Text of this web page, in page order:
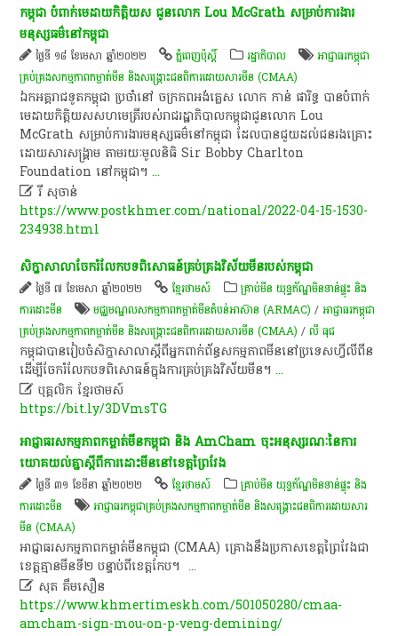
កម្ពុជា បំពាក់​មេដាយ​កិត្តិយស ជូន​លោក Lou McGrath សម្រាប់​ការងារ​
មនុស្សធម៌​នៅ​កម្ពុជា​
ថ្ងៃទី ១៨ ខែមេសា ឆ្នាំ២០២២ ភ្នំពេញប៉ុស្តិ៍ រដ្ឋាភិបាល
អាជ្ញាធរ​កម្ពុជា​
គ្រប់គ្រង​សកម្មភាព​កម្ចាត់​មីន និង​សង្គ្រោះ​ជនពិការ​ដោយសារ​មីន (CMAA)
ឯកអគ្គរាជទូត​កម្ពុ​ជា ប្រចាំ​នៅ ចក្រភព​អង់គ្លេស លោក កាន់ ផា​រិ​ទ្ធ បាន​បំពាក់
មេដាយ​កិត្តិយស​សហ​មេត្រី​របស់​រាជរដ្ឋាភិបាល​កម្ពុជា​ជូន​លោក Lou
McGrath សម្រាប់​ការងារ​មនុស្សធម៌​នៅ​កម្ពុជា ដែល​បាន​ជួយ​ដល់​ជនរងគ្រោះ​
ដោយសារ​សង្គ្រាម តាមរយៈ​មូលនិធិ Sir Bobby Charlton
Foundation នៅ​កម្ពុជា​។​...
រី សុចាន់
https://www.postkhmer.com/national/2022-04-15-1530-
234938.html
សិក្ខាសាលាចែករំលែកបទពិសោធន៍គ្រប់គ្រងវិស័យមីនរបស់កម្ពុជា
ថ្ងៃទី ៧ ខែមេសា ឆ្នាំ២០២២ ខ្មែរថាមស៍
គ្រាប់មីន យុទ្ធភ័ណ្ឌមិនទាន់ផ្ទុះ និង
ការដោះមីន
មជ្ឈមណ្ឌលសកម្មភាពកម្ចាត់មីនតំបន់អាស៊ាន (ARMAC) /អាជ្ញាធរ​កម្ពុជា​
គ្រប់គ្រង​សកម្មភាព​កម្ចាត់​មីន និង​សង្គ្រោះ​ជនពិការ​ដោយសារ​មីន (CMAA) /លី​ ធុ​ជ
កម្ពុជាបានរៀបចំសិក្ខាសាលាស្តីពីអ្នកពាក់ព័ន្ធសកម្មភាពមីននៅប្រទេសហ្វីលីពីន
ដើម្បីចែករំលែកបទពិសោធន៍ក្នុងការគ្រប់គ្រងវិស័យមីន។...
 បុគ្គលិក​ ខ្មែរ​ថា​ម​ស៍​
https://bit.ly/3DVmsTG
​អាជ្ញាធរ​សកម្មភាព​កម្ចាត់​មីន​កម្ពុជា​ និង​ AmCham​ ចុះ​អនុស្សរណៈ​នៃ​ការ​
យោគយល់​គ្នា​ស្ដី​ពី​ការ​ដោះ​មីន​នៅ​ខេត្តព្រៃវែង​
ថ្ងៃទី ៣១ ខែមីនា ឆ្នាំ២០២២ ខ្មែរថាមស៍
គ្រាប់មីន យុទ្ធភ័ណ្ឌមិនទាន់ផ្ទុះ និង
ការដោះមីន
អាជ្ញាធរ​កម្ពុជា​គ្រប់គ្រង​សកម្មភាព​កម្ចាត់​មីន និង​សង្គ្រោះ​ជនពិការ​ដោយសារ​
មីន (CMAA)
​អាជ្ញាធរ​សកម្មភាព​កម្ចាត់​មីន​កម្ពុជា​ (CMAA)​ គ្រោង​នឹង​ប្រកាស​ខេត្តព្រៃវែង​ជា​
ខេត្ត​គ្មាន​មីន​ទី​២​ បន្ទាប់​ពី​ខេត្ត​កែប​។​ ​...
 សុ​ត​ ​គឹម​សឿន​
https://www.khmertimeskh.com/501050280/cmaa-
amcham-sign-mou-on-p-veng-demining/